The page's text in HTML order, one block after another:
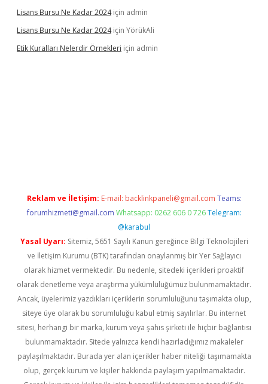
Lisans Bursu Ne Kadar 2024için admin
Lisans Bursu Ne Kadar 2024için YörükAli
Etik Kuralları Nelerdir Örnekleri için admin
Reklam ve İletişim: E-mail: backlinkpaneli@gmail.com Teams:
forumhizmeti@gmail.com Whatsapp: 0262 606 0 726 Telegram:
@karabul
Yasal Uyarı: Sitemiz, 5651 Sayılı Kanun gereğince Bilgi Teknolojileri
ve İletişim Kurumu (BTK) tarafından onaylanmış bir Yer Sağlayıcı
olarak hizmet vermektedir. Bu nedenle, sitedeki içerikleri proaktif
olarak denetleme veya araştırma yükümlülüğümüz bulunmamaktadır.
Ancak, üyelerimiz yazdıkları içeriklerin sorumluluğunu taşımakta olup,
siteye üye olarak bu sorumluluğu kabul etmiş sayılırlar. Bu internet
sitesi, herhangi bir marka, kurum veya şahıs şirketi ile hiçbir bağlantısı
bulunmamaktadır. Sitede yalnızca kendi hazırladığımız makaleler
paylaşılmaktadır. Burada yer alan içerikler haber niteliği taşımamakta
olup, gerçek kurum ve kişiler hakkında paylaşım yapılmamaktadır.